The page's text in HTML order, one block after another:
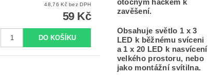
48,76 Kč bez DPH
59 Kč
otočným háčkem k
zavěšení.
Obsahuje světlo 1 x 3
LED k běžnému svíceni
a 1 x 20 LED k nasvícení
velkého prostoru, nebo
jako montážní svítilna.